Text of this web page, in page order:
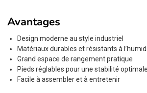
Avantages
Design moderne au style industriel
Matériaux durables et résistants à
Grand espace de rangement pratique
Pieds réglables pour une stabilité optimale
Facile à assembler et à entretenir